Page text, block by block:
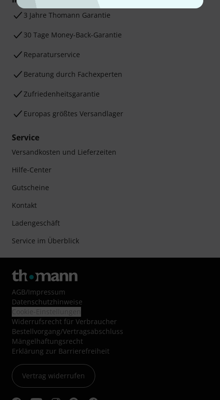
3 Jahre Thomann Garantie
30 Tage Money-Back-Garantie
Reparaturservice
Beratung durch Fachexperten
Zufriedenheitsgarantie
Europas größtes Versandlager
Service
Versandkosten und Lieferzeiten
Hilfe-Center
Gutscheine
Kontakt
Ladengeschäft
Service im Überblick
AGB/Impressum
Datenschutzhinweise
Widerrufsrecht für Verbraucher
Bestellvorgang/Vertragsabschluss
Mängelhaftungsrecht
Erklärung zur Barrierefreiheit
Vertrag widerrufen